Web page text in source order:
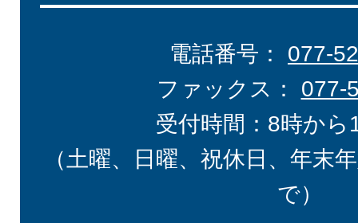
電話番号： 077-
ファックス： 077-
受付時間：8時から
（土曜、日曜、祝休日、年末
で）